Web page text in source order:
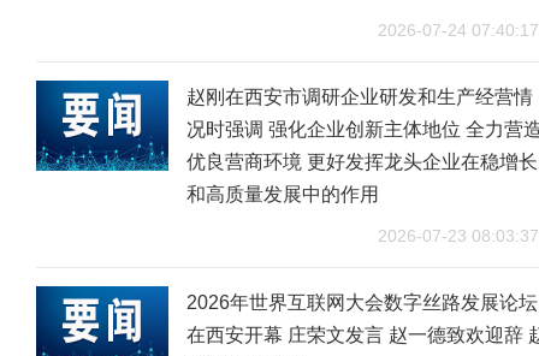
2026-07-24 07:40:17
赵刚在西安市调研企业研发和生产经营情
况时强调 强化企业创新主体地位 全力营
优良营商环境 更好发挥龙头企业在稳增长
和高质量发展中的作用
2026-07-23 08:03:37
2026年世界互联网大会数字丝路发展论坛
在西安开幕 庄荣文发言 赵一德致欢迎辞